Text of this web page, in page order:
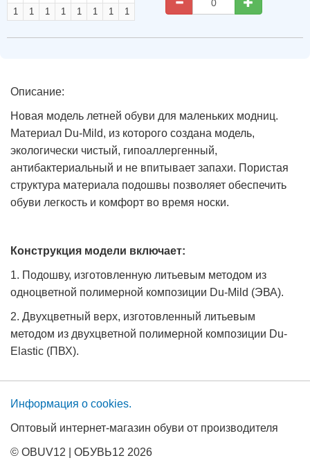
1
1
1
1
1
1
1
1
Описание:
Новая модель летней обуви для маленьких модниц.
Материал Du-Mild, из которого создана модель,
экологически чистый, гипоаллергенный,
антибактериальный и не впитывает запахи. Пористая
структура материала подошвы позволяет обеспечить
обуви легкость и комфорт во время носки.
Конструкция модели включает:
1. Подошву, изготовленную литьевым методом из
одноцветной полимерной композиции Du-Mild (ЭВА).
2. Двухцветный верх, изготовленный литьевым
методом из двухцветной полимерной композиции Du-
Elastic (ПВХ).
Информация о сооkies.
Оптовый интернет-магазин обуви от производителя
© OBUV12 | ОБУВЬ12 2026